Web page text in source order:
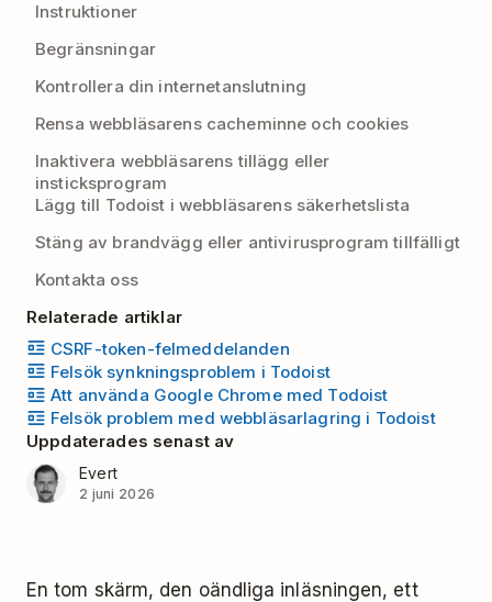
Instruktioner
Begränsningar
Kontrollera din internetanslutning
Rensa webbläsarens cacheminne och cookies
Inaktivera webbläsarens tillägg eller
insticksprogram
Lägg till Todoist i webbläsarens säkerhetslista
Stäng av brandvägg eller antivirusprogram tillfälligt
Kontakta oss
Relaterade artiklar
CSRF-token-felmeddelanden
Felsök synkningsproblem i Todoist
Att använda Google Chrome med Todoist
Felsök problem med webbläsarlagring i Todoist
Uppdaterades senast av
Evert
2 juni 2026
En tom skärm, den oändliga inläsningen, ett